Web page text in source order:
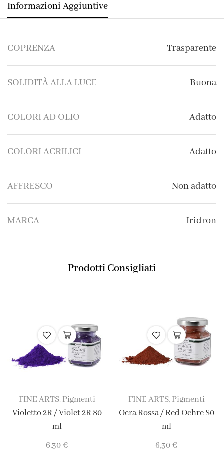
Informazioni Aggiuntive
COPRENZA Trasparente
SOLIDITÀ ALLA LUCE Buona
COLORI AD OLIO Adatto
COLORI ACRILICI Adatto
AFFRESCO Non adatto
MARCA Iridron
Prodotti Consigliati
FINE ARTS, Pigmenti
Violetto 2R / Violet 2R 80
ml
6,30€
FINE ARTS, Pigmenti
Ocra Rossa / Red Ochre 80
ml
6,30€